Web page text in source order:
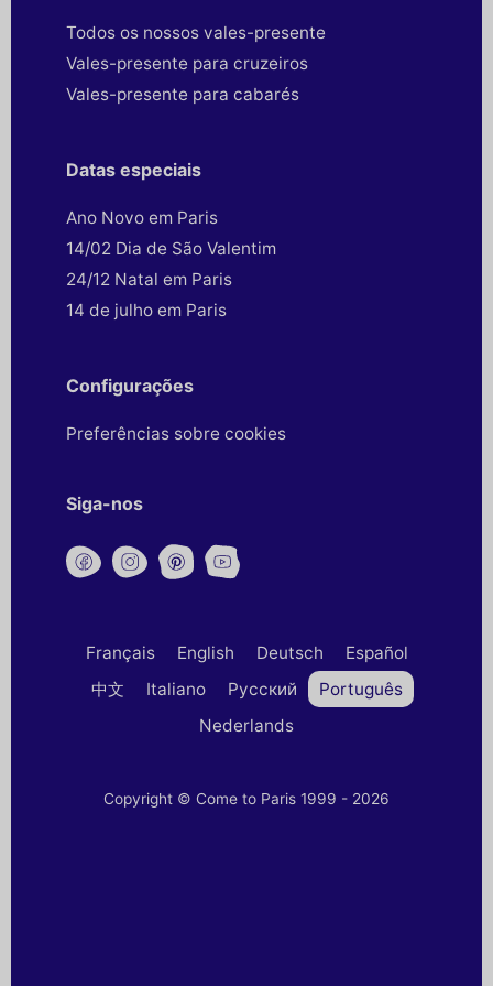
Todos os nossos vales-presente
Vales-presente para cruzeiros
Vales-presente para cabarés
Datas especiais
Ano Novo em Paris
14/02 Dia de São Valentim
24/12 Natal em Paris
14 de julho em Paris
Configurações
Preferências sobre cookies
Siga-nos
Français English Deutsch
Español
中文
Italiano Русский
Português
Nederlands
Copyright © Come to Paris 1999 - 2026